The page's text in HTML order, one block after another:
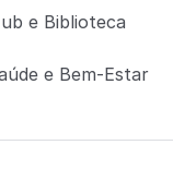
e Biblioteca
e Bem-Estar